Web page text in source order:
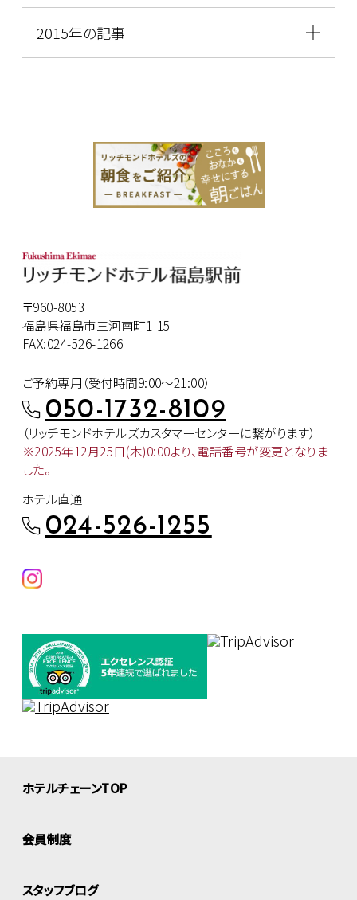
2015年の記事
〒960-8053
福島県福島市三河南町1-15
FAX:024-526-1266
ご予約専用（受付時間9:00～21:00）
050-1732-8109
（リッチモンドホテルズカスタマーセンターに繋がります）
※2025年12月25日(木)0:00より、電話番号が変更となりま
した。
ホテル直通
024-526-1255
ホテルチェーンTOP
会員制度
スタッフブログ